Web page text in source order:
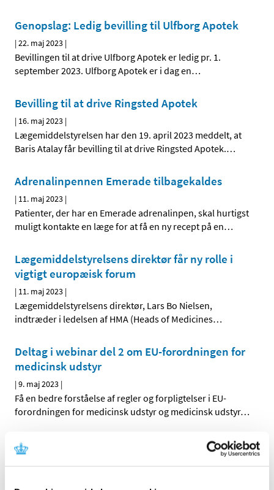
Genopslag: Ledig bevilling til Ulfborg Apotek
|22. maj 2023 |
Bevillingen til at drive Ulfborg Apotek er ledig pr. 1.
september 2023. Ulfborg Apotek er i dag en…
Bevilling til at drive Ringsted Apotek
| 16. maj 2023 |
Lægemiddelstyrelsen har den 19. april 2023 meddelt, at
Baris Atalay får bevilling til at drive Ringsted Apotek.…
Adrenalinpennen Emerade tilbagekaldes
| 11. maj 2023 |
Patienter, der har en Emerade adrenalinpen, skal hurtigst
muligt kontakte en læge for at få en ny recept på en…
Lægemiddelstyrelsens direktør får ny rolle i
vigtigt europæisk forum
| 11. maj 2023 |
Lægemiddelstyrelsens direktør, Lars Bo Nielsen,
indtræder i ledelsen af HMA (Heads of Medicines…
Deltag i webinar del 2 om EU-forordningen for
medicinsk udstyr
|9. maj 2023 |
Få en bedre forståelse af regler og forpligtelser i EU-
forordningen for medicinsk udstyr og medicinsk udstyr…
Covid-19-vacciners sikkerhed vurderes
fortløbende